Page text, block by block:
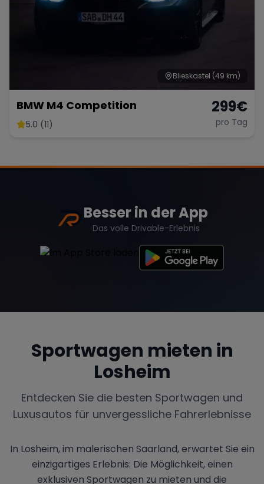
Blieskastel (49 km)
BMW M4 Competition
5.0 (11)
299€
pro Tag
Besser in der App
Das volle Drivable-Erlebnis
Sportwagen mieten in
Losheim
Entdecken Sie die besten Sportwagen und
Luxusautos für unvergessliche Fahrerlebnisse
In Losheim, im malerischen Saarland, erwartet Sie ein
einzigartiges Erlebnis: Die Möglichkeit, einen
exklusiven Sportwagen zu mieten und die